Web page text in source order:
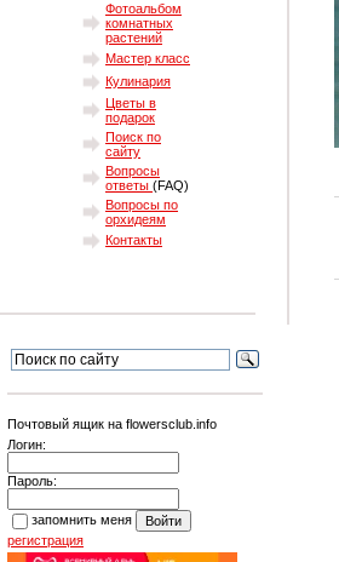
Фотоальбом
комнатных
растений
Мастер класс
Кулинария
Цветы в
подарок
Поиск по
сайту
Вопросы
ответы (FAQ)
Вопросы по
орхидеям
Контакты
Почтовый ящик на flowersclub.info
Логин:
Пароль:
запомнить меня
регистрация